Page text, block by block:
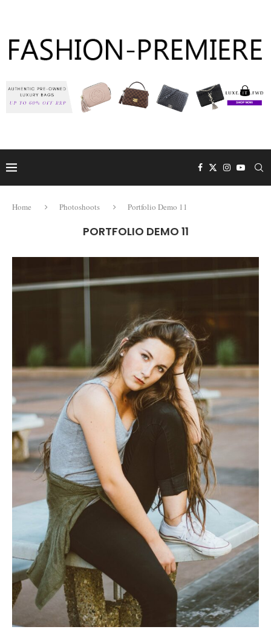
Home Photoshoots Portfolio Demo 11
PORTFOLIO DEMO 11